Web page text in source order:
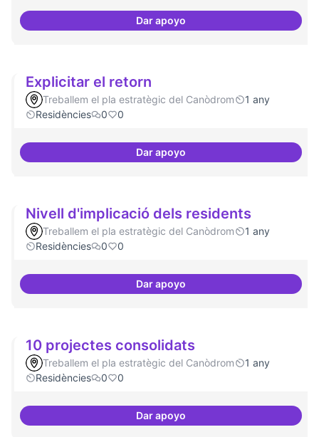
Dar apoyoCampanya de comunicació
Explicitar el retorn
Treballem el pla estratègic del Canòdrom
1 any
Residències
0 0
Dar apoyoExplicitar el retorn
Nivell d'implicació dels residents
Treballem el pla estratègic del Canòdrom
1 any
Residències
0 0
Dar apoyoNivell d'implicació dels residents
10 projectes consolidats
Treballem el pla estratègic del Canòdrom
1 any
Residències
0 0
Dar apoyo10 projectes consolidats